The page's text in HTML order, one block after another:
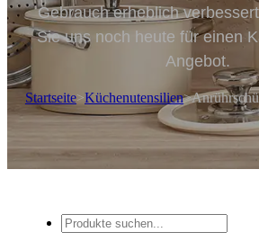
Gebrauch erheblich
Sie uns noch heute für einen
Angebot.
Startseite>Küchenutensilien>
Suche